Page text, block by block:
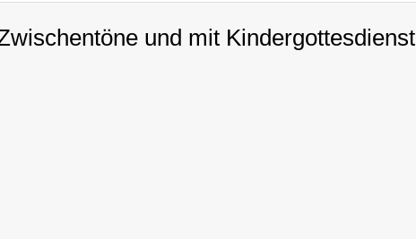
und mit Kindergottesdienst